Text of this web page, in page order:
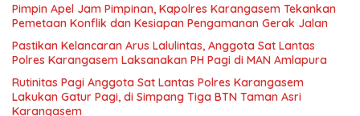
Pimpin Apel Jam Pimpinan, Kapolres Karangasem Tekankan
Pemetaan Konflik dan Kesiapan Pengamanan Gerak Jalan
Pastikan Kelancaran Arus Lalulintas, Anggota Sat Lantas
Polres Karangasem Laksanakan PH Pagi di MAN Amlapura
Rutinitas Pagi Anggota Sat Lantas Polres Karangasem
Lakukan Gatur Pagi, di Simpang Tiga BTN Taman Asri
Karangasem